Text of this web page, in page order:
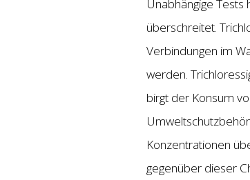
Unabhängige
überschreitet.
Verbindungen im
werden.
birgt der Konsum
Konzentrationen
gegenüber dieser